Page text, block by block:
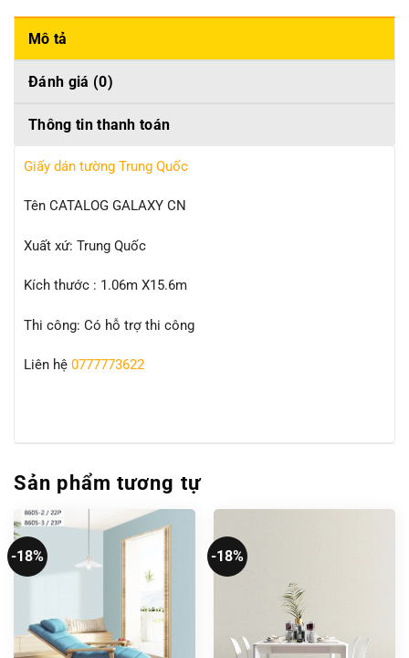
Mô tả
Đánh giá (0)
Thông tin thanh toán
Giấy dán tường Trung Quốc
Tên CATALOG GALAXY CN
Xuất xứ: Trung Quốc
Kích thước : 1.06m X15.6m
Thi công: Có hỗ trợ thi công
Liên hệ 0777773622
Sản phẩm tương tự
-18% -18%